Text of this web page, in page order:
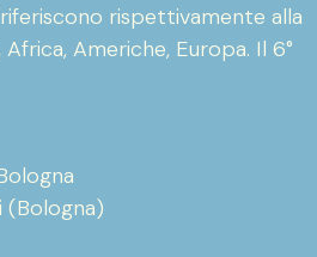
rispettivamente alla
Americhe, Europa. Il 6°
(Bologna)